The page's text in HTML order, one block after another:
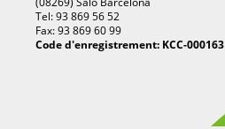
Tel: 93 869 56 52
Fax: 93 869 60 99
Code d'enregistrement: KCC-000163